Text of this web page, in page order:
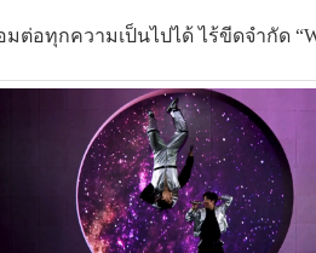
ต่อทุกความเป็นไปได้ ไร้ขีดจำกัด